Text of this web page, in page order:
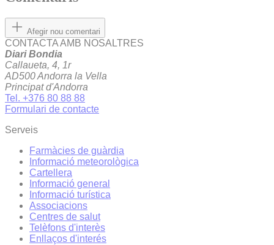
Afegir nou comentari
CONTACTA AMB NOSALTRES
Diari Bondia
Callaueta, 4, 1r
AD500 Andorra la Vella
Principat d'Andorra
Tel. +376 80 88 88
Formulari de contacte
Serveis
Farmàcies de guàrdia
Informació meteorològica
Cartellera
Informació general
Informació turística
Associacions
Centres de salut
Telèfons d'interès
Enllaços d'interés